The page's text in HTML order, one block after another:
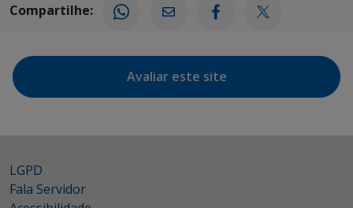
Compartilhe:
Avaliar este site
LGPD
Fala Servidor